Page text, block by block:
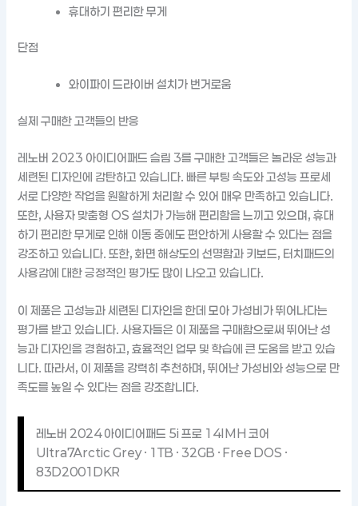
휴대하기 편리한 무게
단점
와이파이 드라이버 설치가 번거로움
실제 구매한 고객들의 반응
레노버 2023 아이디어패드 슬림 3를 구매한 고객들은 놀라운 성능과
세련된 디자인에 감탄하고 있습니다. 빠른 부팅 속도와 고성능 프로세
서로 다양한 작업을 원활하게 처리할 수 있어 매우 만족하고 있습니다.
또한, 사용자 맞춤형 OS 설치가 가능해 편리함을 느끼고 있으며, 휴대
하기 편리한 무게로 인해 이동 중에도 편안하게 사용할 수 있다는 점을
강조하고 있습니다. 또한, 화면 해상도의 선명함과 키보드, 터치패드의
사용감에 대한 긍정적인 평가도 많이 나오고 있습니다.
이 제품은 고성능과 세련된 디자인을 한데 모아 가성비가 뛰어나다는
평가를 받고 있습니다. 사용자들은 이 제품을 구매함으로써 뛰어난 성
능과 디자인을 경험하고, 효율적인 업무 및 학습에 큰 도움을 받고 있습
니다. 따라서, 이 제품을 강력히 추천하며, 뛰어난 가성비와 성능으로 만
족도를 높일 수 있다는 점을 강조합니다.
레노버 2024 아이디어패드 5i 프로 14IMH 코어
Ultra7Arctic Grey · 1TB · 32GB · Free DOS ·
83D2001DKR